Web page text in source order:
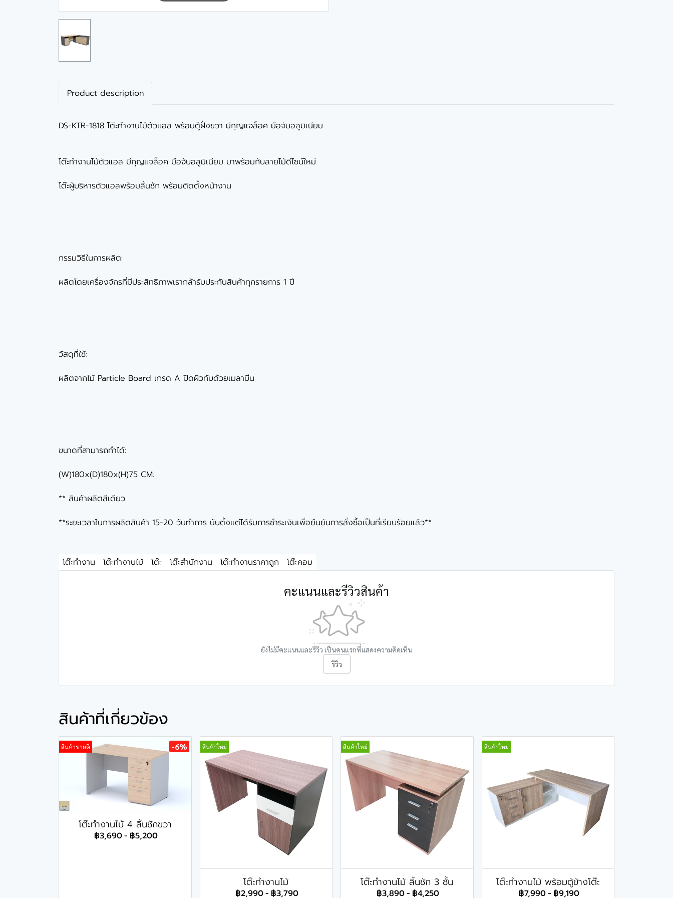
Product description
DS-KTR-1818 โต๊ะทำงานไม้ตัวแอล พร้อมตู้ฝั่งขวา มีกุญแจล็อค มือจับอลูมิเนียม
โต๊ะทำงานไม้ตัวแอล มีกุญแจล็อค มือจับอลูมิเนียม มาพร้อมกับลายไม้ดีไซน์ใหม่
โต๊ะผู้บริหารตัวแอลพร้อมลิ้นชัก พร้อมติดตั้งหน้างาน
กรรมวิธีในการผลิต:
ผลิตโดยเครื่องจักรที่มีประสิทธิภาพเรากล้ารับประกันสินค้าทุกรายการ 1 ปี
วัสดุที่ใช้:
ผลิตจากไม้ Particle Board เกรด A ปิดผิวทับด้วยเมลามีน
ขนาดที่สามารถทำได้:
(W)180x(D)180x(H)75 CM.
** สินค้าผลิตสีเดียว
**ระยะเวลาในการผลิตสินค้า 15-20 วันทำการ นับตั้งแต่ได้รับการชำระเงินเพื่อยืนยันการสั่งซื้อเป็นที่เรียบร้อยแล้ว**
โต๊ะทำงาน โต๊ะทำงานไม้ โต๊ะ โต๊ะสำนักงาน โต๊ะทำงานราคาถูก โต๊ะคอม
คะแนนและรีวิวสินค้า
ยังไม่มีคะแนนและรีวิว เป็นคนแรกที่แสดงความคิดเห็น
รีวิว
สินค้าที่เกี่ยวข้อง
สินค้าขายดี -6%
โต๊ะทำงานไม้ 4 ลิ้นชักขวา
฿3,690- ฿5,200
สินค้าใหม่
โต๊ะทำงานไม้
฿2,990- ฿3,790
สินค้าใหม่
โต๊ะทำงานไม้ ลิ้นชัก 3 ชั้น
฿3,890- ฿4,250
สินค้าใหม่
โต๊ะทำงานไม้ พร้อมตู้ข้างโต๊ะ
฿7,990- ฿9,190